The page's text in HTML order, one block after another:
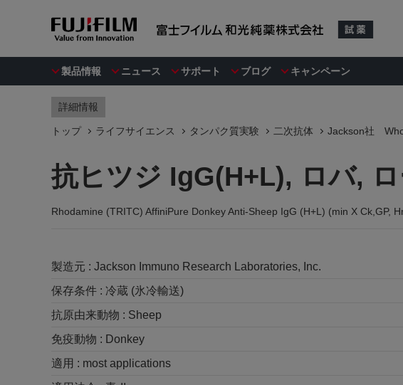
製品情報 ニュース サポート ブログ キャンペーン
詳細情報
トップ ライフサイエンス タンパク質実験 二次抗体 Jackson社
抗ヒツジ IgG(H+L), ロバ,
Rhodamine (TRITC) AffiniPure Donkey Anti-Sheep IgG (H+L) (min X Ck,GP,
製造元 : Jackson Immuno Research Laboratories, Inc.
保存条件 : 冷蔵 (氷冷輸送)
抗原由来動物 : Sheep
免疫動物 : Donkey
適用 : most applications